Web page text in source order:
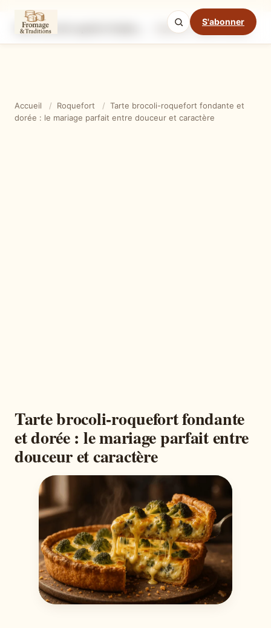
S'abonner
Ingrédients Étapes
Mode cuisine
Accueil / Roquefort / Tarte brocoli-roquefort fondante et
dorée : le mariage parfait entre douceur et caractère
Tarte brocoli-roquefort fondante
et dorée : le mariage parfait entre
douceur et caractère